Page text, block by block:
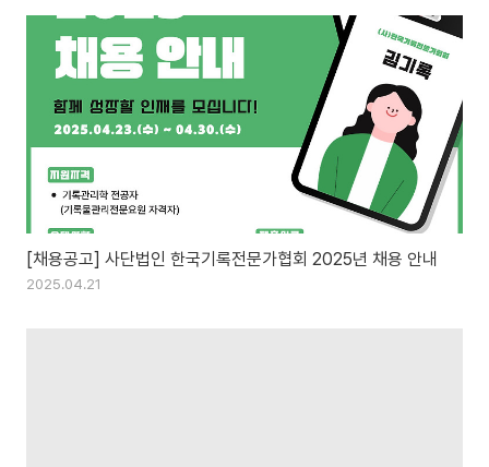
[채용공고] 사단법인 한국기록전문가협회 2025년 채용 안내
2025.04.21